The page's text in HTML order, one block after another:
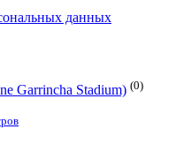
данных
Garrincha Stadium) (0)